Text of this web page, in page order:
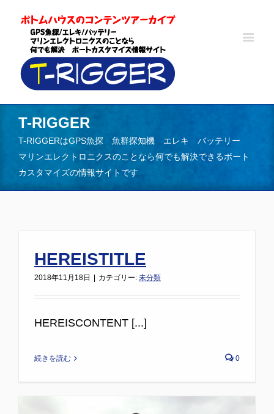
T-RIGGER
T-RIGGERはGPS魚探 魚群探知機 エレキ バッテリー
マリンエレクトロニクスのことなら何でも解決できるボート
カスタマイズの情報サイトです
HEREISTITLE
2018年11月18日 カテゴリー: 未分類
HEREISCONTENT [...]
続きを読む 0